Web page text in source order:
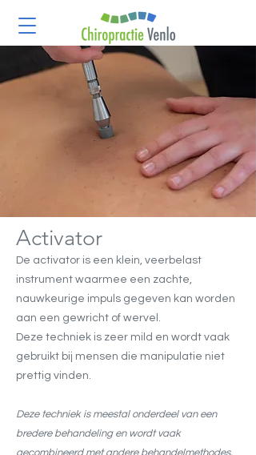
Activator
De activator is een klein, veerbelast
instrument waarmee een zachte,
nauwkeurige impuls gegeven kan worden
aan een gewricht of wervel.
Deze techniek is zeer mild en wordt vaak
gebruikt bij mensen die manipulatie niet
prettig vinden.
Deze techniek is meestal onderdeel van een
bredere behandeling en wordt vaak
gecombineerd met andere behandelmethodes.